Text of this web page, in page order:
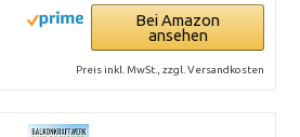
Bei Amazon
ansehen
Preis inkl. MwSt., zzgl. Versandkosten